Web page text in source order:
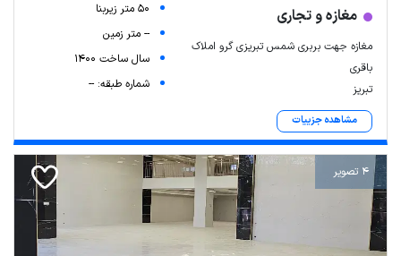
مغازه و تجاری
مغازه جهت بربری شمس تبریزی گرو املاک
باقری
تبریز
مشاهده جزییات
50 متر زیربنا
-- متر زمین
سال ساخت 1400
شماره طبقه: --
4 تصویر